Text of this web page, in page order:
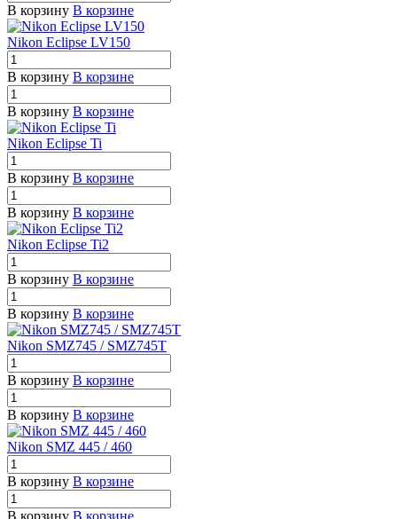
В корзину В корзине
Nikon Eclipse LV150
В корзину В корзине
В корзину В корзине
Nikon Eclipse Ti
В корзину В корзине
В корзину В корзине
Nikon Eclipse Ti2
В корзину В корзине
В корзину В корзине
Nikon SMZ745 / SMZ745T
В корзину В корзине
В корзину В корзине
Nikon SMZ 445 / 460
В корзину В корзине
В корзину В корзине